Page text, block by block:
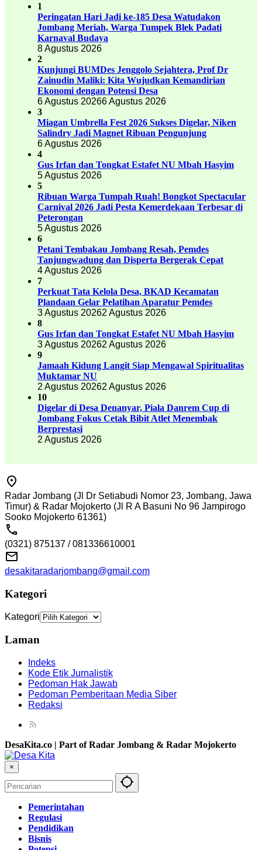
1
Peringatan Hari Jadi ke-185 Desa Watudakon
Jombang Meriah, Warga Tumpek Blek Padati
Karnaval Budaya
8 Agustus 2026
2
Kunjungi BUMDes Jenggolo Sejahtera, Prof Dr
Zainudin Maliki: Kita Wujudkan Kemandirian
Ekonomi dengan Potensi Desa
6 Agustus 20266 Agustus 2026
3
Miagan Umbrella Fest 2026 Sukses Digelar, Niken
Salindry Jadi Magnet Ribuan Pengunjung
6 Agustus 2026
4
Gus Irfan dan Tongkat Estafet NU Mbah Hasyim
5 Agustus 2026
5
Ribuan Warga Tumpah Ruah! Bongkot Spectacular
Carnival 2026 Jadi Pesta Kemerdekaan Terbesar di
Peterongan
5 Agustus 2026
6
Petani Tembakau Jombang Resah, Pemdes
Tanjungwadung dan Disperta Bergerak Cepat
4 Agustus 2026
7
Perkuat Tata Kelola Desa, BKAD Kecamatan
Plandaan Gelar Pelatihan Aparatur Pemdes
3 Agustus 20262 Agustus 2026
8
Gus Irfan dan Tongkat Estafet NU Mbah Hasyim
3 Agustus 20262 Agustus 2026
9
Jamaah Kidung Langit Siap Mengawal Spiritualitas
Muktamar NU
2 Agustus 20262 Agustus 2026
10
Digelar di Desa Denanyar, Piala Danrem Cup di
Jombang Fokus Cetak Bibit Atlet Menembak
Berprestasi
2 Agustus 2026
Radar Jombang (Jl Dr Setiabudi Nomor 23, Jombang, Jawa
Timur) & Radar Mojokerto (Jl R A Basuni No 96 Jampirogo
Sooko Mojokerto 61361)
(0321) 875137 / 081336610001
desakitaradarjombang@gmail.com
Kategori
Kategori
Laman
Indeks
Kode Etik Jurnalistik
Pedoman Hak Jawab
Pedoman Pemberitaan Media Siber
Redaksi
DesaKita.co | Part of Radar Jombang & Radar Mojokerto
×
Pemerintahan
Regulasi
Pendidikan
Bisnis